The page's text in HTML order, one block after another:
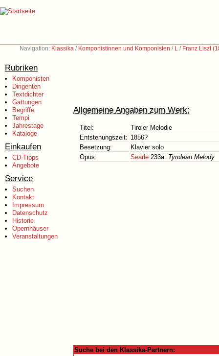
Navigation: Klassika / Komponistinnen und Komponisten / L / Franz Liszt
Rubriken
Komponisten
Dirigenten
Textdichter
Gattungen
Begriffe
Tempi
Jahrestage
Kataloge
Einkaufen
CD-Tipps
Angebote
Service
Suchen
Kontakt
Impressum
Datenschutz
Historie
Opernhäuser
Veranstaltungen
Allgemeine Angaben zum Werk:
Titel:
Tiroler Melodie
Entstehungszeit: 1856?
Besetzung:
Klavier solo
Opus:
Searle 233a: Tyrolean Melody
Suche bei den Klassika-Partnern: